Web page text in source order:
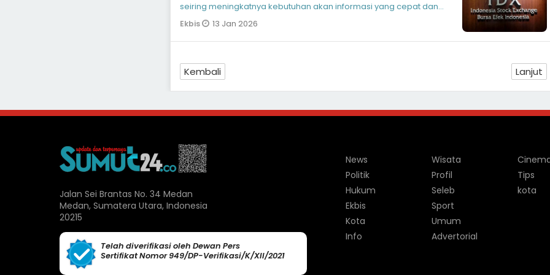
seiring meningkatnya kebutuhan akan informasi yang cepat dan
akurat. Pertumbuhan
Ekbis 13 Jan 2026
Kembali Lanjut
Jalan Sei Brantas No. 34 Medan
Medan, Sumatera Utara, Indonesia
20215
Telah diverifikasi oleh Dewan Pers
Sertifikat Nomor 949/DP-Verifikasi/K/XII/2021
News
Politik
Hukum
Ekbis
Kota
Info
Wisata
Profil
Seleb
Sport
Umum
Advertorial
Tips
kota